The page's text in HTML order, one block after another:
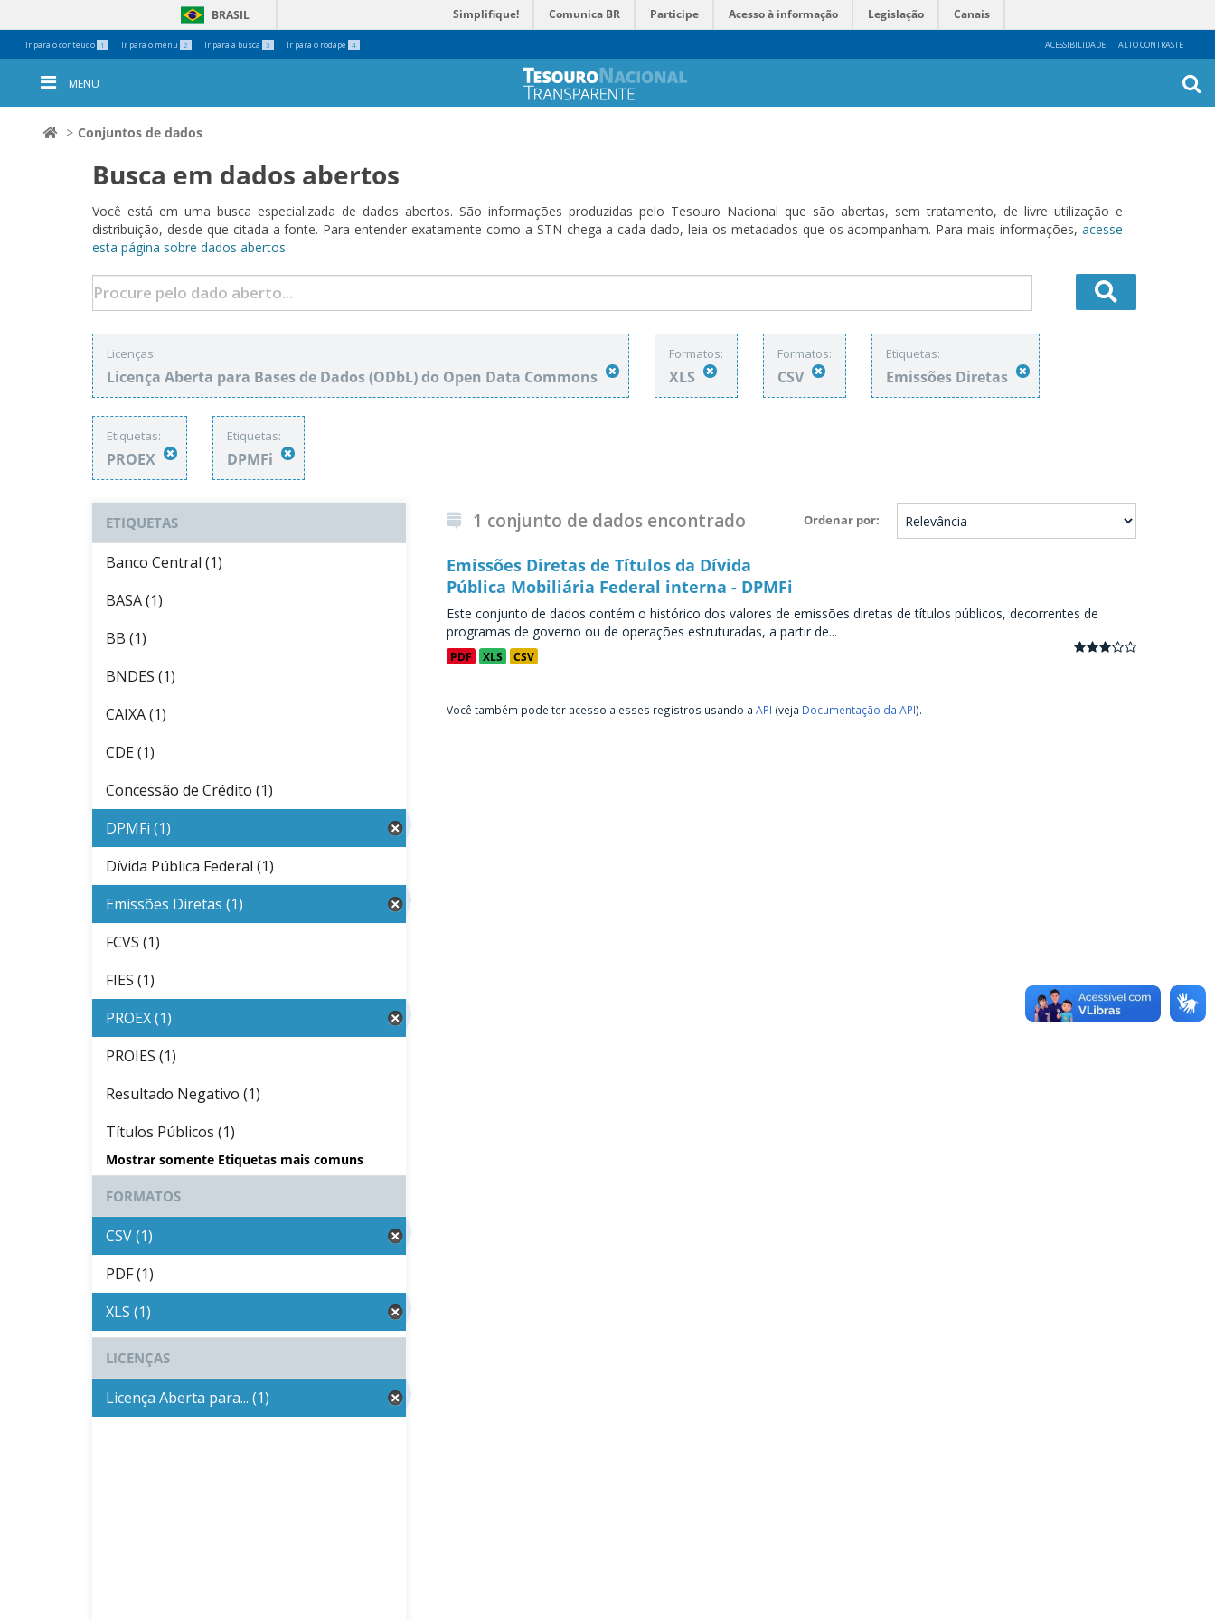
Ir para o conteúdo 1 Ir para o menu 2 Ir para a busca 3 Ir para o rodapé 4 ACESSIBILIDADE ALTO CONTRASTE
BRASIL Simplifique! Comunica BR Participe Acesso à informação Legislação Canais
Ferramentas
Pessoais
MENU
Conjuntos de dados
Busca em dados abertos
Você está em uma busca especializada de dados abertos. São informações produzidas pelo Tesouro Nacional que são abertas, sem tratamento, de livre utilização e
distribuição, desde que citada a fonte. Para entender exatamente como a STN chega a cada dado, leia os metadados que os acompanham. Para mais informações, acesse
esta página sobre dados abertos.
Licenças:
Licença Aberta para Bases de Dados (ODbL) do Open Data Commons
Formatos:
XLS
Formatos:
CSV
Etiquetas:
Emissões Diretas
Etiquetas:
PROEX
Etiquetas:
DPMFi
Ordenar por
1 conjunto de dados encontrado
Emissões Diretas de Títulos da Dívida
Pública Mobiliária Federal interna - DPMFi
Este conjunto de dados contém o histórico dos valores de emissões diretas de títulos públicos, decorrentes de
programas de governo ou de operações estruturadas, a partir de...
PDF XLS CSV
Você também pode ter acesso a esses registros usando a API (veja Documentação da API).
ETIQUETAS
Banco Central (1)
BASA (1)
BB (1)
BNDES (1)
CAIXA (1)
CDE (1)
Concessão de Crédito (1)
DPMFi (1)
Dívida Pública Federal (1)
Emissões Diretas (1)
FCVS (1)
FIES (1)
PROEX (1)
PROIES (1)
Resultado Negativo (1)
Títulos Públicos (1)
Mostrar somente Etiquetas mais comuns
FORMATOS
CSV (1)
PDF (1)
XLS (1)
LICENÇAS
Licença Aberta para... (1)